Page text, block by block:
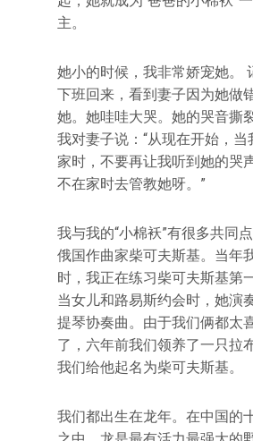
主。
她小的时候，我非常娇宠她。
下班回来，看到妻子因为她做
她。她哇哇大哭。她的哭音撕
我对妻子说：“从现在开始，当
家时，不要再让我听到她的哭
不在家时去管教她呀。”
我与我的“小棉袄”有很多共同
俄国作曲家柴可夫斯基。当年
时，我正在练习柴可夫斯基第
当女儿和路易斯约会时，她演
提琴协奏曲。由于我们俩都太
了，六年前我们领养了一只拉
我们给他起名为柴可夫斯基。
我们都出生在龙年。在中国的